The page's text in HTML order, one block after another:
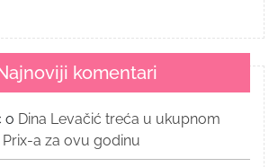
komentari
o Dina Levačić treća u ukupnom
a za ovu godinu